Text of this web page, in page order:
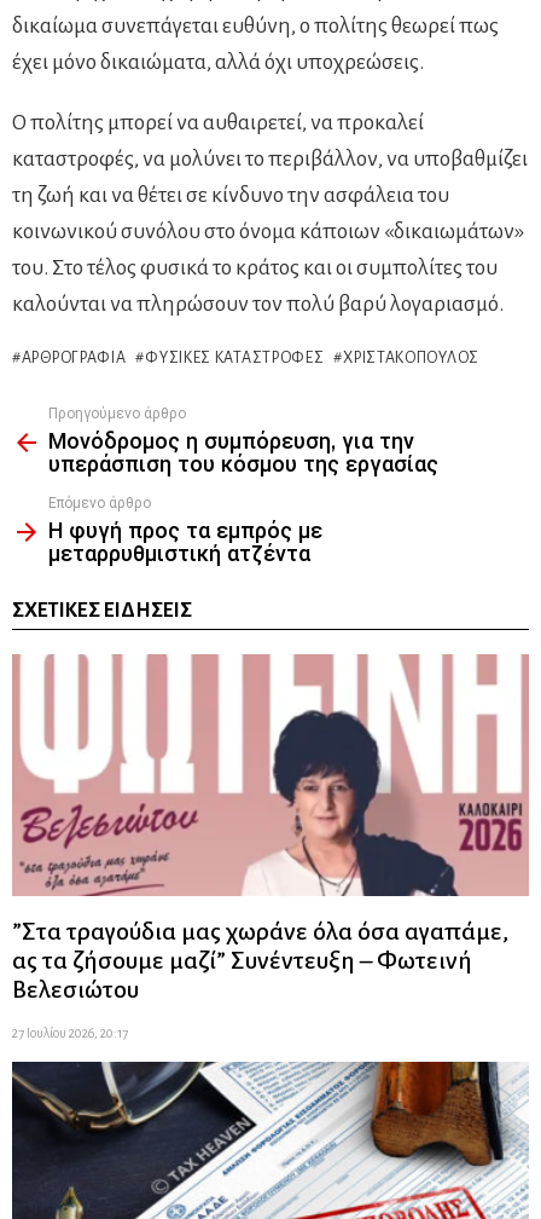
δικαίωμα συνεπάγεται ευθύνη, ο πολίτης θεωρεί πως
έχει μόνο δικαιώματα, αλλά όχι υποχρεώσεις.
Ο πολίτης μπορεί να αυθαιρετεί, να προκαλεί
καταστροφές, να μολύνει το περιβάλλον, να υποβαθμίζει
τη ζωή και να θέτει σε κίνδυνο την ασφάλεια του
κοινωνικού συνόλου στο όνομα κάποιων «δικαιωμάτων»
του. Στο τέλος φυσικά το κράτος και οι συμπολίτες του
καλούνται να πληρώσουν τον πολύ βαρύ λογαριασμό.
ΑΡΘΡΟΓΡΑΦΊΑ ΦΥΣΙΚΈΣ ΚΑΤΑΣΤΡΟΦΈΣ ΧΡΙΣΤΑΚΌΠΟΥΛΟΣ
more
Προηγούμενο άρθρο
Μονόδρομος η συμπόρευση, για την
υπεράσπιση του κόσμου της εργασίας
Επόμενο άρθρο
Η φυγή προς τα εμπρός με
μεταρρυθμιστική ατζέντα
ΣΧΕΤΙΚΈΣ ΕΙΔΉΣΕΙΣ
”Στα τραγούδια μας χωράνε όλα όσα αγαπάμε,
ας τα ζήσουμε μαζί” Συνέντευξη – Φωτεινή
Βελεσιώτου
27 Ιουλίου 2026, 20:17